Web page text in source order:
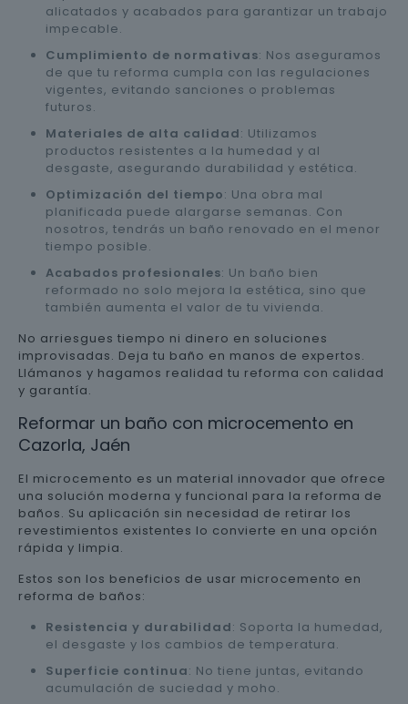
alicatados y acabados para garantizar un trabajo
impecable.
Cumplimiento de normativas: Nos aseguramos
de que tu reforma cumpla con las regulaciones
vigentes, evitando sanciones o problemas
futuros.
Materiales de alta calidad: Utilizamos
productos resistentes a la humedad y al
desgaste, asegurando durabilidad y estética.
Optimización del tiempo: Una obra mal
planificada puede alargarse semanas. Con
nosotros, tendrás un baño renovado en el menor
tiempo posible.
Acabados profesionales: Un baño bien
reformado no solo mejora la estética, sino que
también aumenta el valor de tu vivienda.
No arriesgues tiempo ni dinero en soluciones
improvisadas. Deja tu baño en manos de expertos.
Llámanos y hagamos realidad tu reforma con calidad
y garantía.
Reformar un baño con microcemento en
Cazorla, Jaén
El microcemento es un material innovador que ofrece
una solución moderna y funcional para la reforma de
baños. Su aplicación sin necesidad de retirar los
revestimientos existentes lo convierte en una opción
rápida y limpia.
Estos son los beneficios de usar microcemento en
reforma de baños:
Resistencia y durabilidad: Soporta la humedad,
el desgaste y los cambios de temperatura.
Superficie continua: No tiene juntas, evitando
acumulación de suciedad y moho.